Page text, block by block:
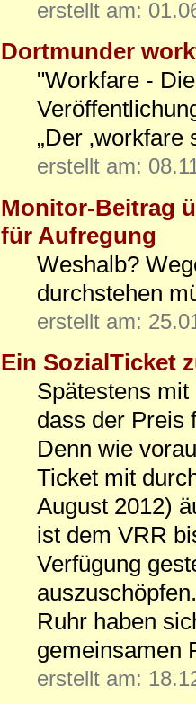
erstellt am:
Dortmunder
"Workfare -
„Der
erstellt am:
Monitor-Beitrag
für Aufregung
Weshalb?
durchstehen
erstellt am:
Ein SozialTicket
Spätestens
dass der Preis
Denn wie
Ticket mit
August 2012)
ist dem VRR
Ver­fügung
Ruhr haben
gemeinsamen
erstellt am: